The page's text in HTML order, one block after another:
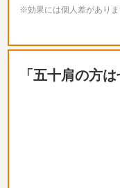
※効果には個人差がありま
「五十肩の方